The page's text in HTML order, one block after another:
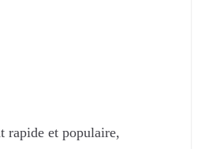
rapide et populaire,